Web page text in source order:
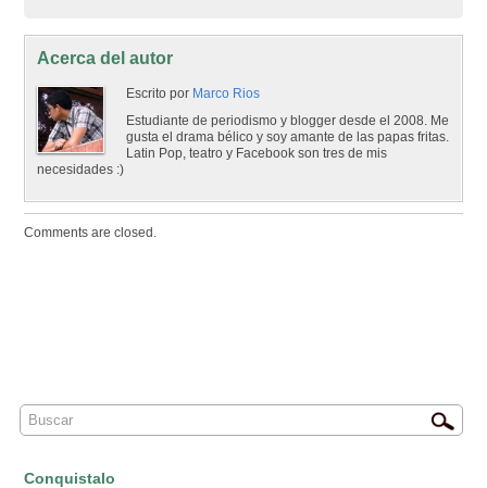
Acerca del autor
Escrito por Marco Rios
Estudiante de periodismo y blogger desde el 2008. Me
gusta el drama bélico y soy amante de las papas fritas.
Latin Pop, teatro y Facebook son tres de mis
necesidades :)
Comments are closed.
Conquistalo